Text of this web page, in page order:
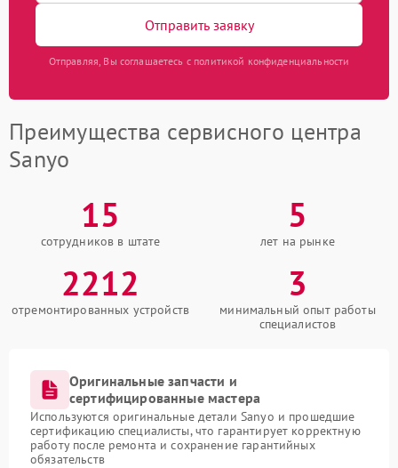
Отправить заявку
Отправляя, Вы соглашаетесь с политикой конфиденциальности
Преимущества сервисного центра
Sanyo
15
сотрудников в штате
5
лет на рынке
2212
отремонтированных устройств
3
минимальный опыт работы
специалистов
Оригинальные запчасти и
сертифицированные мастера
Используются оригинальные детали Sanyo и прошедшие
сертификацию специалисты, что гарантирует корректную
работу после ремонта и сохранение гарантийных
обязательств